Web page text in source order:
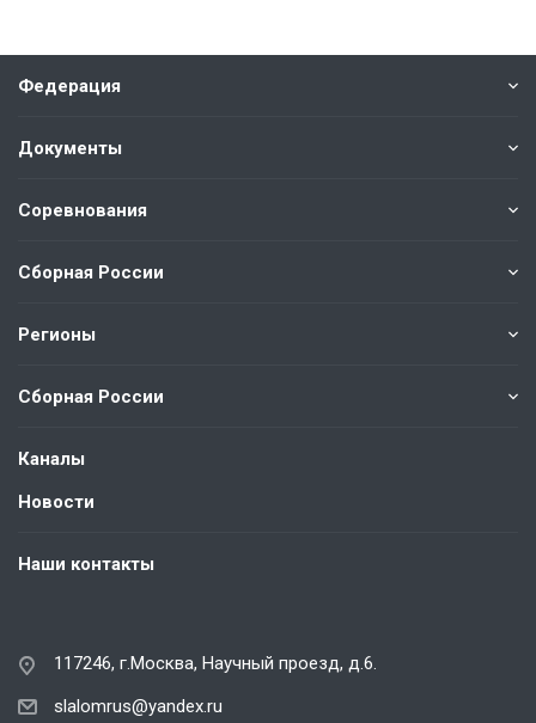
Федерация
Документы
Соревнования
Сборная России
Регионы
Сборная России
Каналы
Новости
Наши контакты
117246, г.Москва, Научный проезд, д.6.
slalomrus@yandex.ru